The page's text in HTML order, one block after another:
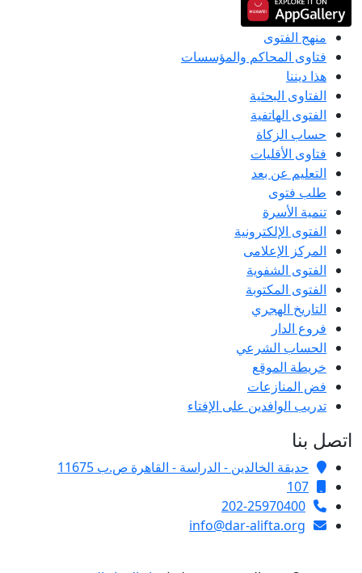
منهج الفتوى
فتاوى المحاكم والمؤسسات
هذا ديننا
الفتاوى البحثية
الفتوى الهاتفية
حساب الزكاة
فتاوى الأقليات
التعليم عن بعد
طلب فتوى
تنمية الأسرة
الفتوى الإلكترونية
المركز الإعلامى
الفتوى الشفوية
الفتوى المكتوبة
التاريخ الهجري
فروع الدار
الحساب الشرعي
خريطة الموقع
فض المنازعات
تدريب الوافدين على الإفتاء
اتصل بنا
حديقة الخالدين - الدراسة - القاهرة ص.ب 11675
107
202-25970400
info@dar-alifta.org